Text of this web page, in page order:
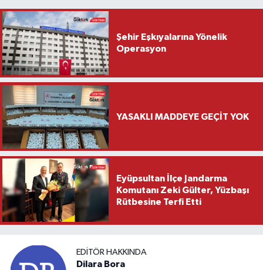
Şehir Eşkıyalarına Yönelik
Operasyon
YASAKLI MADDEYE GEÇİT YOK
Eyüpsultan İlçe Jandarma
Komutanı Zeki Gülter, Yüzbaşı
Rütbesine Terfi Etti
EDITÖR HAKKINDA
Dilara Bora